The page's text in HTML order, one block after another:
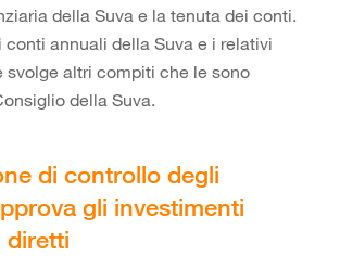
della Suva e la tenuta dei conti.
conti annuali della Suva e i relativi
svolge altri compiti che le sono
della Suva.
di controllo degli
gli investimenti
diretti